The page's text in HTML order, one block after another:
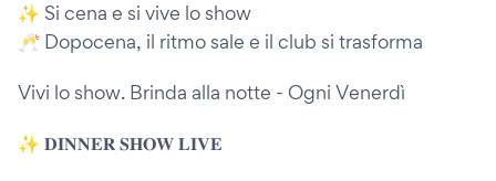
✨ Si cena e si vive lo show
🥂 Dopocena, il ritmo sale e il club si trasforma
Vivi lo show. Brinda alla notte - Ogni Venerdì
✨ 𝐃𝐈𝐍𝐍𝐄𝐑 𝐒𝐇𝐎𝐖 𝐋𝐈𝐕𝐄